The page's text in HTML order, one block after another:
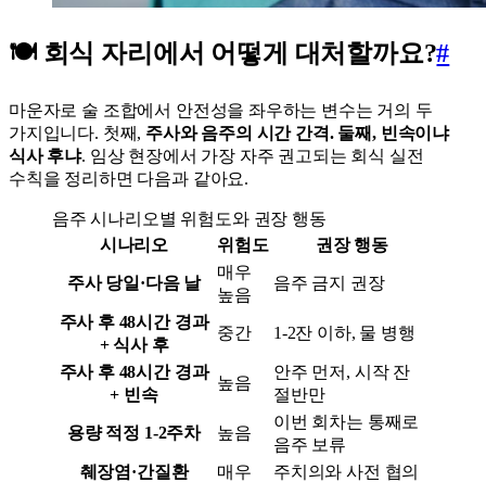
🍽️ 회식 자리에서 어떻게 대처할까요?#
마운자로 술 조합에서 안전성을 좌우하는 변수는 거의 두
가지입니다. 첫째, 주사와 음주의 시간 간격. 둘째, 빈속이냐
식사 후냐. 임상 현장에서 가장 자주 권고되는 회식 실전
수칙을 정리하면 다음과 같아요.
음주 시나리오별 위험도와 권장 행동
시나리오
위험도 권장 행동
주사 당일·다음 날
매우
높음
음주 금지 권장
주사 후 48시간 경과
+ 식사 후
중간 1-2잔 이하, 물 병행
주사 후 48시간 경과
+ 빈속
높음
안주 먼저, 시작 잔
절반만
용량 적정 1-2주차 높음
이번 회차는 통째로
음주 보류
췌장염·간질환
매우 주치의와 사전 협의